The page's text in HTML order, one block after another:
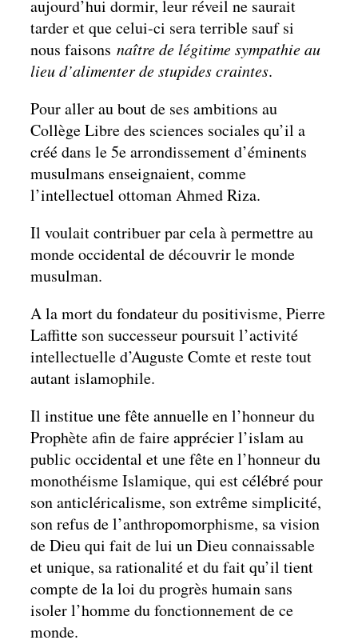
aujourd’hui dormir, leur réveil ne saurait
tarder et que celui-ci sera terrible sauf si
nous faisons naître de légitime sympathie au
lieu d’alimenter de stupides craintes.
Pour aller au bout de ses ambitions au
Collège Libre des sciences sociales qu’il a
créé dans le 5e arrondissement d’éminents
musulmans enseignaient, comme
l’intellectuel ottoman Ahmed Riza.
Il voulait contribuer par cela à permettre au
monde occidental de découvrir le monde
musulman.
A la mort du fondateur du positivisme, Pierre
Laffitte son successeur poursuit l’activité
intellectuelle d’Auguste Comte et reste tout
autant islamophile.
Il institue une fête annuelle en l’honneur du
Prophète afin de faire apprécier l’islam au
public occidental et une fête en l’honneur du
monothéisme Islamique, qui est célébré pour
son anticléricalisme, son extrême simplicité,
son refus de l’anthropomorphisme, sa vision
de Dieu qui fait de lui un Dieu connaissable
et unique, sa rationalité et du fait qu’il tient
compte de la loi du progrès humain sans
isoler l’homme du fonctionnement de ce
monde.